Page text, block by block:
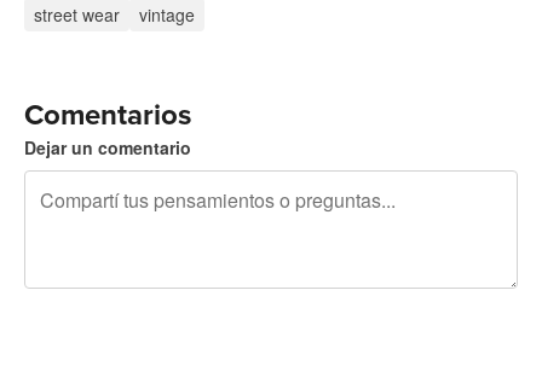
street wear
vintage
Comentarios
Dejar un comentario